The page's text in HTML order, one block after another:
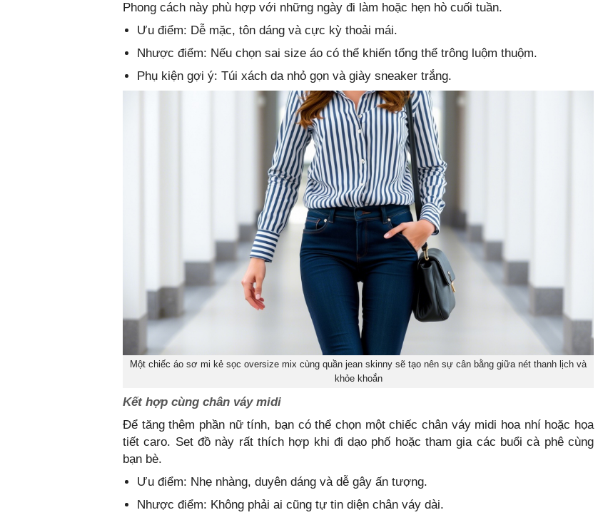
Phong cách này phù hợp với những ngày đi làm hoặc hẹn hò cuối tuần.
Ưu điểm: Dễ mặc, tôn dáng và cực kỳ thoải mái.
Nhược điểm: Nếu chọn sai size áo có thể khiến tổng thể trông luộm thuộm.
Phụ kiện gợi ý: Túi xách da nhỏ gọn và giày sneaker trắng.
Một chiếc áo sơ mi kẻ sọc oversize mix cùng quần jean skinny sẽ tạo nên sự cân bằng giữa nét thanh lịch và
khỏe khoắn
Kết hợp cùng chân váy midi
Để tăng thêm phần nữ tính, bạn có thể chọn một chiếc chân váy midi hoa nhí hoặc họa
tiết caro. Set đồ này rất thích hợp khi đi dạo phố hoặc tham gia các buổi cà phê cùng
bạn bè.
Ưu điểm: Nhẹ nhàng, duyên dáng và dễ gây ấn tượng.
Nhược điểm: Không phải ai cũng tự tin diện chân váy dài.